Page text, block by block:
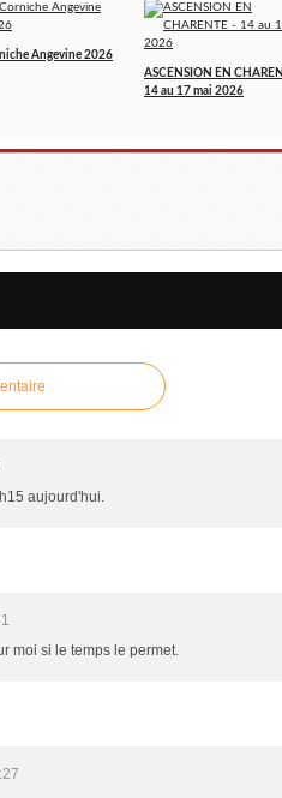
Angevine 2026
ASCENSION EN
14 au 17 mai 2026
aujourd'hui.
moi si le temps le permet.